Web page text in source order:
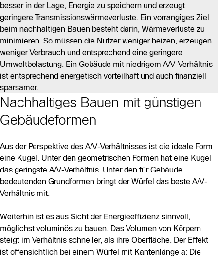
besser in der Lage, Energie zu speichern und erzeugt
geringere Transmissionswärmeverluste. Ein vorrangiges Ziel
beim nachhaltigen Bauen besteht darin, Wärmeverluste zu
minimieren. So müssen die Nutzer weniger heizen, erzeugen
weniger Verbrauch und entsprechend eine geringere
Umweltbelastung. Ein Gebäude mit niedrigem A/V-Verhältnis
ist entsprechend energetisch vorteilhaft und auch finanziell
sparsamer.
Nachhaltiges Bauen mit günstigen
Gebäudeformen
Aus der Perspektive des A/V-Verhältnisses ist die ideale Form
eine Kugel. Unter den geometrischen Formen hat eine Kugel
das geringste A/V-Verhältnis. Unter den für Gebäude
bedeutenden Grundformen bringt der Würfel das beste A/V-
Verhältnis mit.
Weiterhin ist es aus Sicht der Energieeffizienz sinnvoll,
möglichst voluminös zu bauen. Das Volumen von Körpern
steigt im Verhältnis schneller, als ihre Oberfläche. Der Effekt
ist offensichtlich bei einem Würfel mit Kantenlänge a: Die